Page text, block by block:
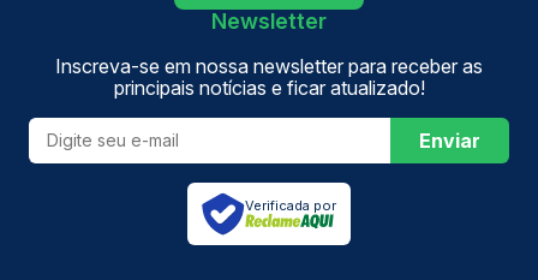
Newsletter
Inscreva-se em nossa newsletter para receber as
principais notícias e ficar atualizado!
Enviar
Verificada por